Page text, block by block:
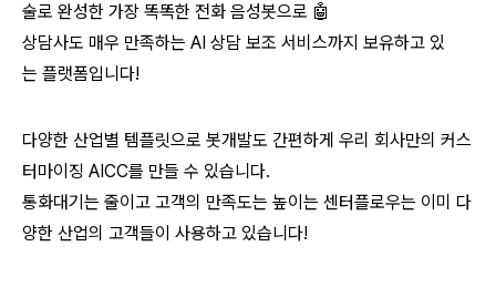
술로 완성한 가장 똑똑한 전화 음성봇으로 🤖
상담사도 매우 만족하는 AI 상담 보조 서비스까지 보유하고 있
는 플랫폼입니다!
다양한 산업별 템플릿으로 봇개발도 간편하게 우리 회사만의 커스
터마이징 AICC를 만들 수 있습니다.
통화대기는 줄이고 고객의 만족도는 높이는 센터플로우는 이미 다
양한 산업의 고객들이 사용하고 있습니다!